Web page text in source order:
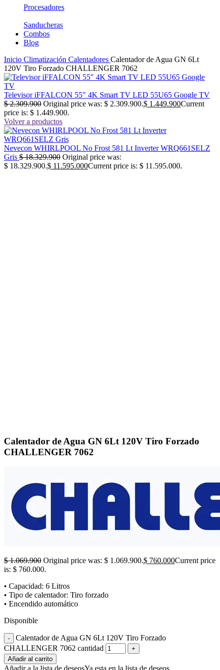
Procesadores
Sanducheras
Combos
Blog
Inicio Climatización Calentadores Calentador de Agua GN 6Lt
120V Tiro Forzado CHALLENGER 7062
Televisor iFFALCON 55" 4K Smart TV LED 55U65 Google TV
$2.309.900 Original price was: $ 2.309.900.$ 1.449.900Current
price is: $ 1.449.900.
Volver a productos
Nevecon WHIRLPOOL No Frost 581 Lt Inverter WRQ661SELZ
Gris $18.329.900 Original price was:
$ 18.329.900.$ 11.595.000Current price is: $ 11.595.000.
Calentador de Agua GN 6Lt 120V Tiro Forzado
CHALLENGER 7062
$1.069.900 Original price was: $ 1.069.900.$ 760.000Current price
is: $ 760.000.
• Capacidad: 6 Litros
• Tipo de calentador: Tiro forzado
• Encendido automático
Disponible
Calentador de Agua GN 6Lt 120V Tiro Forzado
CHALLENGER 7062 cantidad
Añadir al carrito